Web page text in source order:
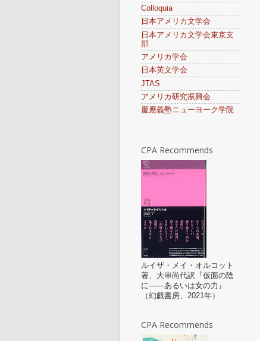
Colloquia
日本アメリカ文学会
日本アメリカ文学会東京支
部
アメリカ学会
日本英文学会
JTAS
アメリカ研究振興会
慶應義塾ニューヨーク学院
CPA Recommends
ルイザ・メイ・オルコット
著、大串尚代訳『仮面の陰
に——あるいは女の力』
（幻戯書房、2021年）
CPA Recommends